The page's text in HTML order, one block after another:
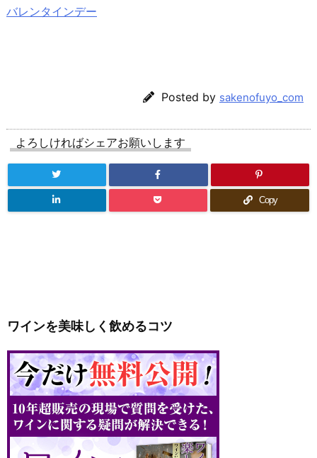
バレンタインデー
Posted by sakenofuyo_com
よろしければシェアお願いします
Copy
ワインを美味しく飲めるコツ